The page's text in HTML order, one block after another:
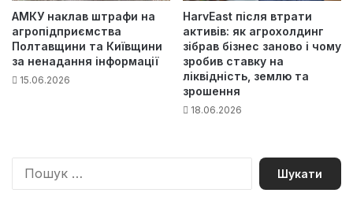
АМКУ наклав штрафи на
агропідприємства
Полтавщини та Київщини
за ненадання інформації
15.06.2026
HarvEast після втрати
активів: як агрохолдинг
зібрав бізнес заново і чому
зробив ставку на
ліквідність, землю та
зрошення
18.06.2026
П